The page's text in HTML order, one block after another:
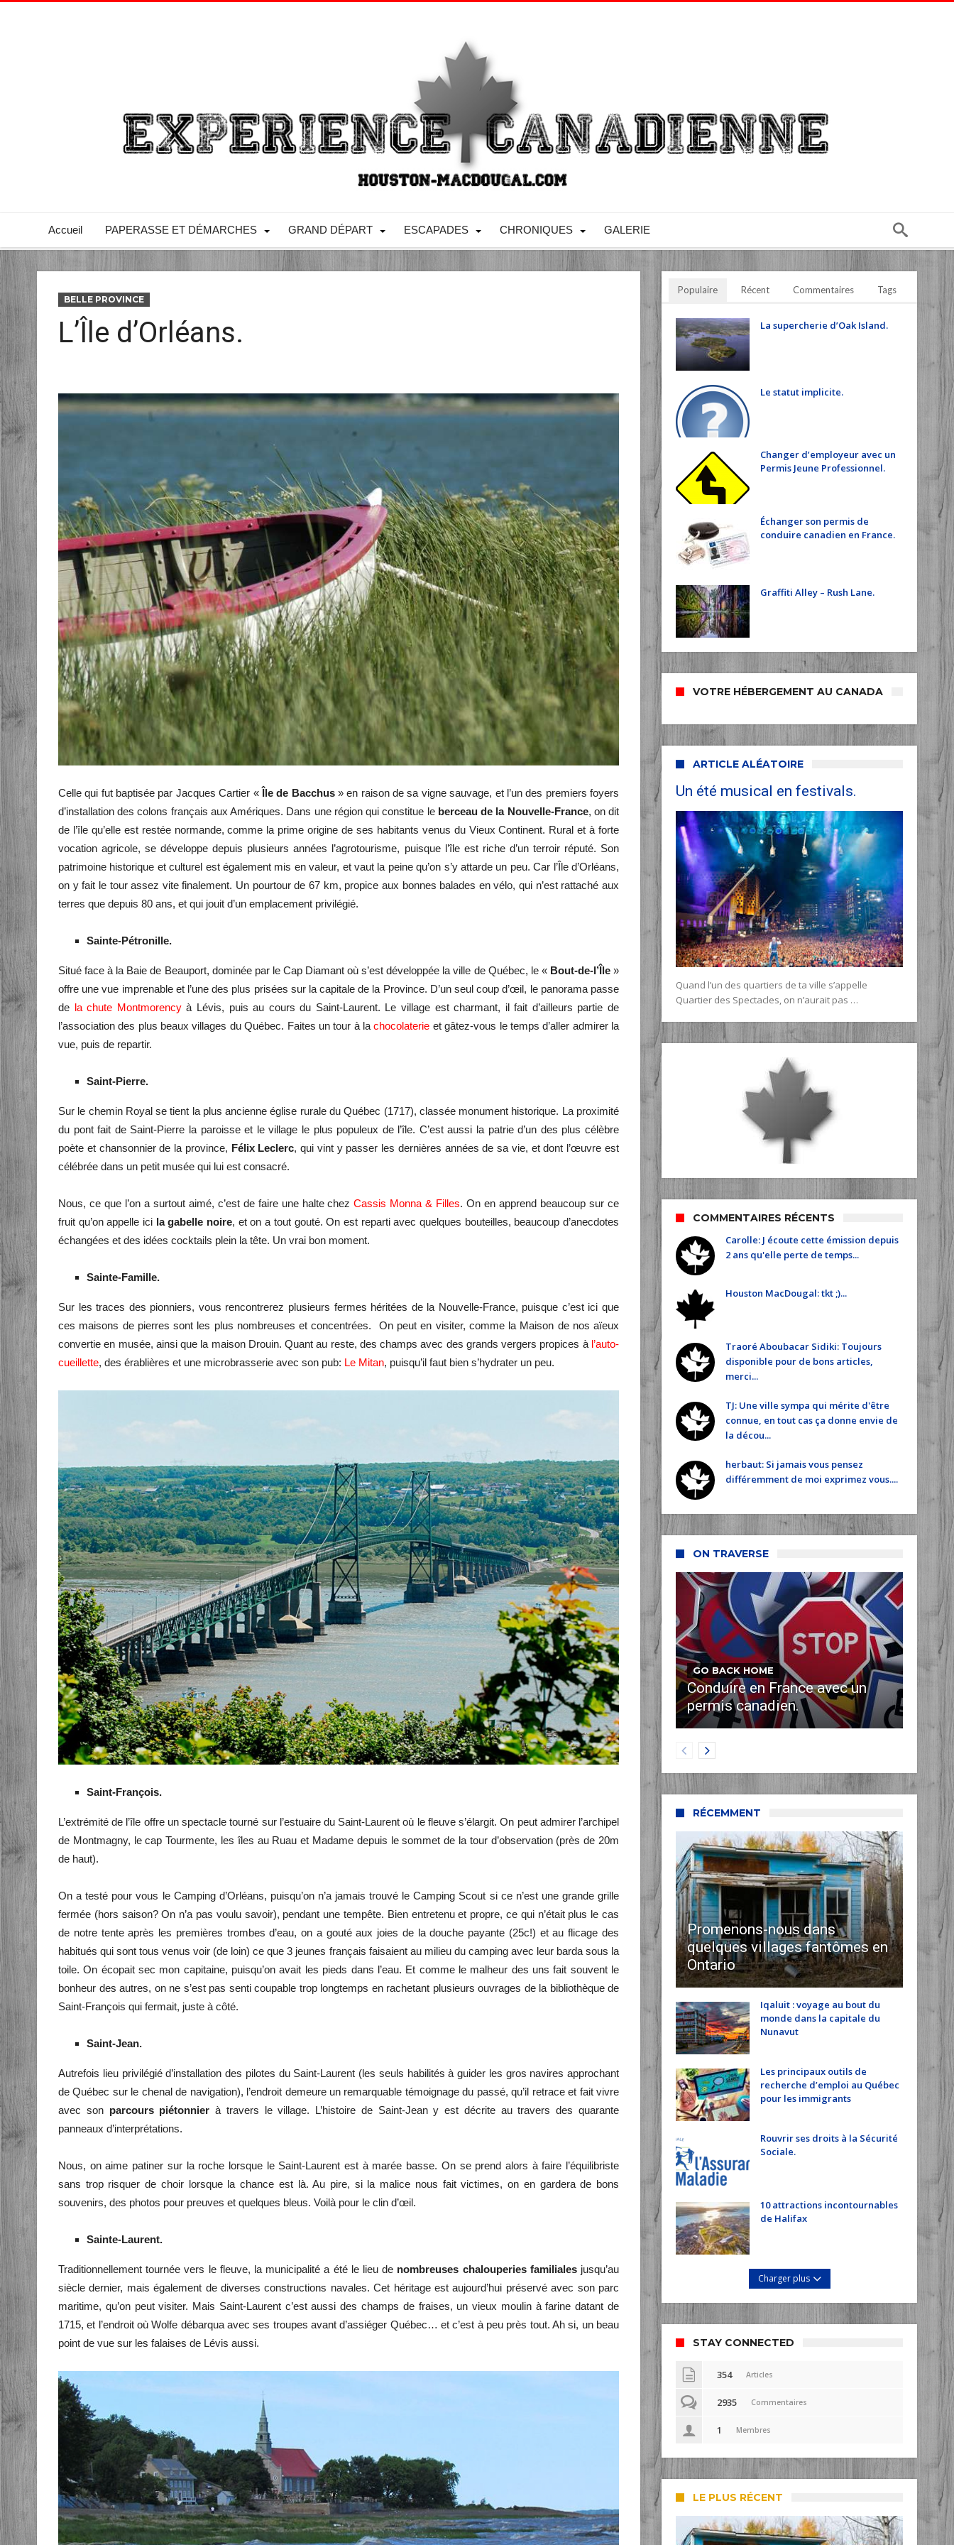
Accueil PAPERASSE ET DÉMARCHES GRAND DÉPART ESCAPADES CHRONIQUES GALERIE
BELLE PROVINCE
L’Île d’Orléans.
Celle qui fut baptisée par Jacques Cartier « Île de Bacchus» en raison de sa vigne sauvage, et l’un des premiers foyers
d’installation des colons français aux Amériques. Dans une région qui constitue le berceau de la Nouvelle-France, on dit
de l’île qu’elle est restée normande, comme la prime origine de ses habitants venus du Vieux Continent. Rural et à forte
vocation agricole, se développe depuis plusieurs années l’agrotourisme, puisque l’île est riche d’un terroir réputé. Son
patrimoine historique et culturel est également mis en valeur, et vaut la peine qu’on s’y attarde un peu. Car l’Île d’Orléans,
on y fait le tour assez vite finalement. Un pourtour de 67 km, propice aux bonnes balades en vélo, qui n’est rattaché aux
terres que depuis 80 ans, et qui jouit d’un emplacement privilégié.
Sainte-Pétronille.
Situé face à la Baie de Beauport, dominée par le Cap Diamant où s’est développée la ville de Québec, le « Bout-de-l’Île»
offre une vue imprenable et l’une des plus prisées sur la capitale de la Province. D’un seul coup d’œil, le panorama passe
de la chute Montmorencyà Lévis, puis au cours du Saint-Laurent. Le village est charmant, il fait d’ailleurs partie de
l’association des plus beaux villages du Québec. Faites un tour à lachocolaterie et gâtez-vous le temps d’aller admirer la
vue, puis de repartir.
Saint-Pierre.
Sur le chemin Royal se tient la plus ancienne église rurale du Québec (1717), classée monument historique. La proximité
du pont fait de Saint-Pierre la paroisse et le village le plus populeux de l’île. C’est aussi la patrie d’un des plus célèbre
poète et chansonnier de la province, Félix Leclerc, qui vint y passer les dernières années de sa vie, et dont l’œuvre est
célébrée dans un petit musée qui lui est consacré.
Nous, ce que l’on a surtout aimé, c’est de faire une halte chezCassis Monna & Filles. On en apprend beaucoup sur ce
fruit qu’on appelle ici la gabelle noire, et on a tout gouté. On est reparti avec quelques bouteilles, beaucoup d’anecdotes
échangées et des idées cocktails plein la tête. Un vrai bon moment.
Sainte-Famille.
Sur les traces des pionniers, vous rencontrerez plusieurs fermes héritées de la Nouvelle-France, puisque c’est ici que
ces maisons de pierres sont les plus nombreuses et concentrées. On peut en visiter, comme la Maison de nos aïeux
convertie en musée, ainsi que la maison Drouin. Quant au reste, des champs avec des grands vergers propices à l’auto-
cueillette, des érablières et une microbrasserie avec son pub: Le Mitan, puisqu’il faut bien s’hydrater un peu.
Saint-François.
L’extrémité de l’île offre un spectacle tourné sur l’estuaire du Saint-Laurent où le fleuve s’élargit. On peut admirer l’archipel
de Montmagny, le cap Tourmente, les îles au Ruau et Madame depuis le sommet de la tour d’observation (près de 20m
de haut).
On a testé pour vous le Camping d’Orléans, puisqu’on n’a jamais trouvé le Camping Scout si ce n’est une grande grille
fermée (hors saison? On n’a pas voulu savoir), pendant une tempête. Bien entretenu et propre, ce qui n’était plus le cas
de notre tente après les premières trombes d’eau, on a gouté aux joies de la douche payante (25c!) et au flicage des
habitués qui sont tous venus voir (de loin) ce que 3 jeunes français faisaient au milieu du camping avec leur barda sous la
toile. On écopait sec mon capitaine, puisqu’on avait les pieds dans l’eau. Et comme le malheur des uns fait souvent le
bonheur des autres, on ne s’est pas senti coupable trop longtemps en rachetant plusieurs ouvrages de la bibliothèque de
Saint-François qui fermait, juste à côté.
Saint-Jean.
Autrefois lieu privilégié d’installation des pilotes du Saint-Laurent (les seuls habilités à guider les gros navires approchant
de Québec sur le chenal de navigation), l’endroit demeure un remarquable témoignage du passé, qu’il retrace et fait vivre
avec son parcours piétonnier à travers le village. L’histoire de Saint-Jean y est décrite au travers des quarante
panneaux d’interprétations.
Nous, on aime patiner sur la roche lorsque le Saint-Laurent est à marée basse. On se prend alors à faire l’équilibriste
sans trop risquer de choir lorsque la chance est là. Au pire, si la malice nous fait victimes, on en gardera de bons
souvenirs, des photos pour preuves et quelques bleus. Voilà pour le clin d’œil.
Sainte-Laurent.
Traditionnellement tournée vers le fleuve, la municipalité a été le lieu de nombreuses chalouperies familialesjusqu’au
siècle dernier, mais également de diverses constructions navales. Cet héritage est aujourd’hui préservé avec son parc
maritime, qu’on peut visiter. Mais Saint-Laurent c’est aussi des champs de fraises, un vieux moulin à farine datant de
1715, et l’endroit où Wolfe débarqua avec ses troupes avant d’assiéger Québec… et c’est à peu près tout. Ah si, un beau
point de vue sur les falaises de Lévis aussi.
Populaire Récent Commentaires Tags
La supercherie d’Oak Island.
Le statut implicite.
Changer d’employeur avec un
Permis Jeune Professionnel.
Échanger son permis de
conduire canadien en France.
Graffiti Alley – Rush Lane.
VOTRE HÉBERGEMENT AU CANADA
ARTICLE ALÉATOIRE
Un été musical en festivals.
Quand l’un des quartiers de ta ville s’appelle
Quartier des Spectacles, on n’aurait pas …
COMMENTAIRES RÉCENTS
Carolle: J écoute cette émission depuis
2 ans qu'elle perte de temps...
Houston MacDougal: tkt ;)...
Traoré Aboubacar Sidiki: Toujours
disponible pour de bons articles,
merci...
TJ: Une ville sympa qui mérite d'être
connue, en tout cas ça donne envie de
la décou...
herbaut: Si jamais vous pensez
différemment de moi exprimez vous....
ON TRAVERSE
GO BACK HOME
Conduire en France avec un
permis canadien.
RÉCEMMENT
Promenons-nous dans
quelques villages fantômes en
Ontario
Iqaluit : voyage au bout du
monde dans la capitale du
Nunavut
Les principaux outils de
recherche d’emploi au Québec
pour les immigrants
Rouvrir ses droits à la Sécurité
Sociale.
10 attractions incontournables
de Halifax
Charger plus
STAY CONNECTED
354 Articles
2935 Commentaires
1 Membres
LE PLUS RÉCENT